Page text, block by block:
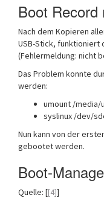
Boot Record
Nach dem Kopieren
USB-Stick, funktioniert
(Fehlermeldung: nicht
Das Problem konnte
werden:
umount /media/
syslinux /dev/
Nun kann von der
gebootet werden.
Boot-
Quelle: [[4]]